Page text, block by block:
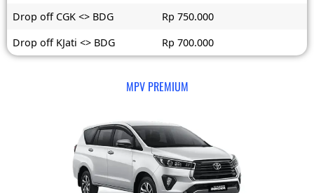
Drop off CGK <> BDG
Rp 750.000
Drop off KJati <> BDG
Rp 700.000
MPV PREMIUM